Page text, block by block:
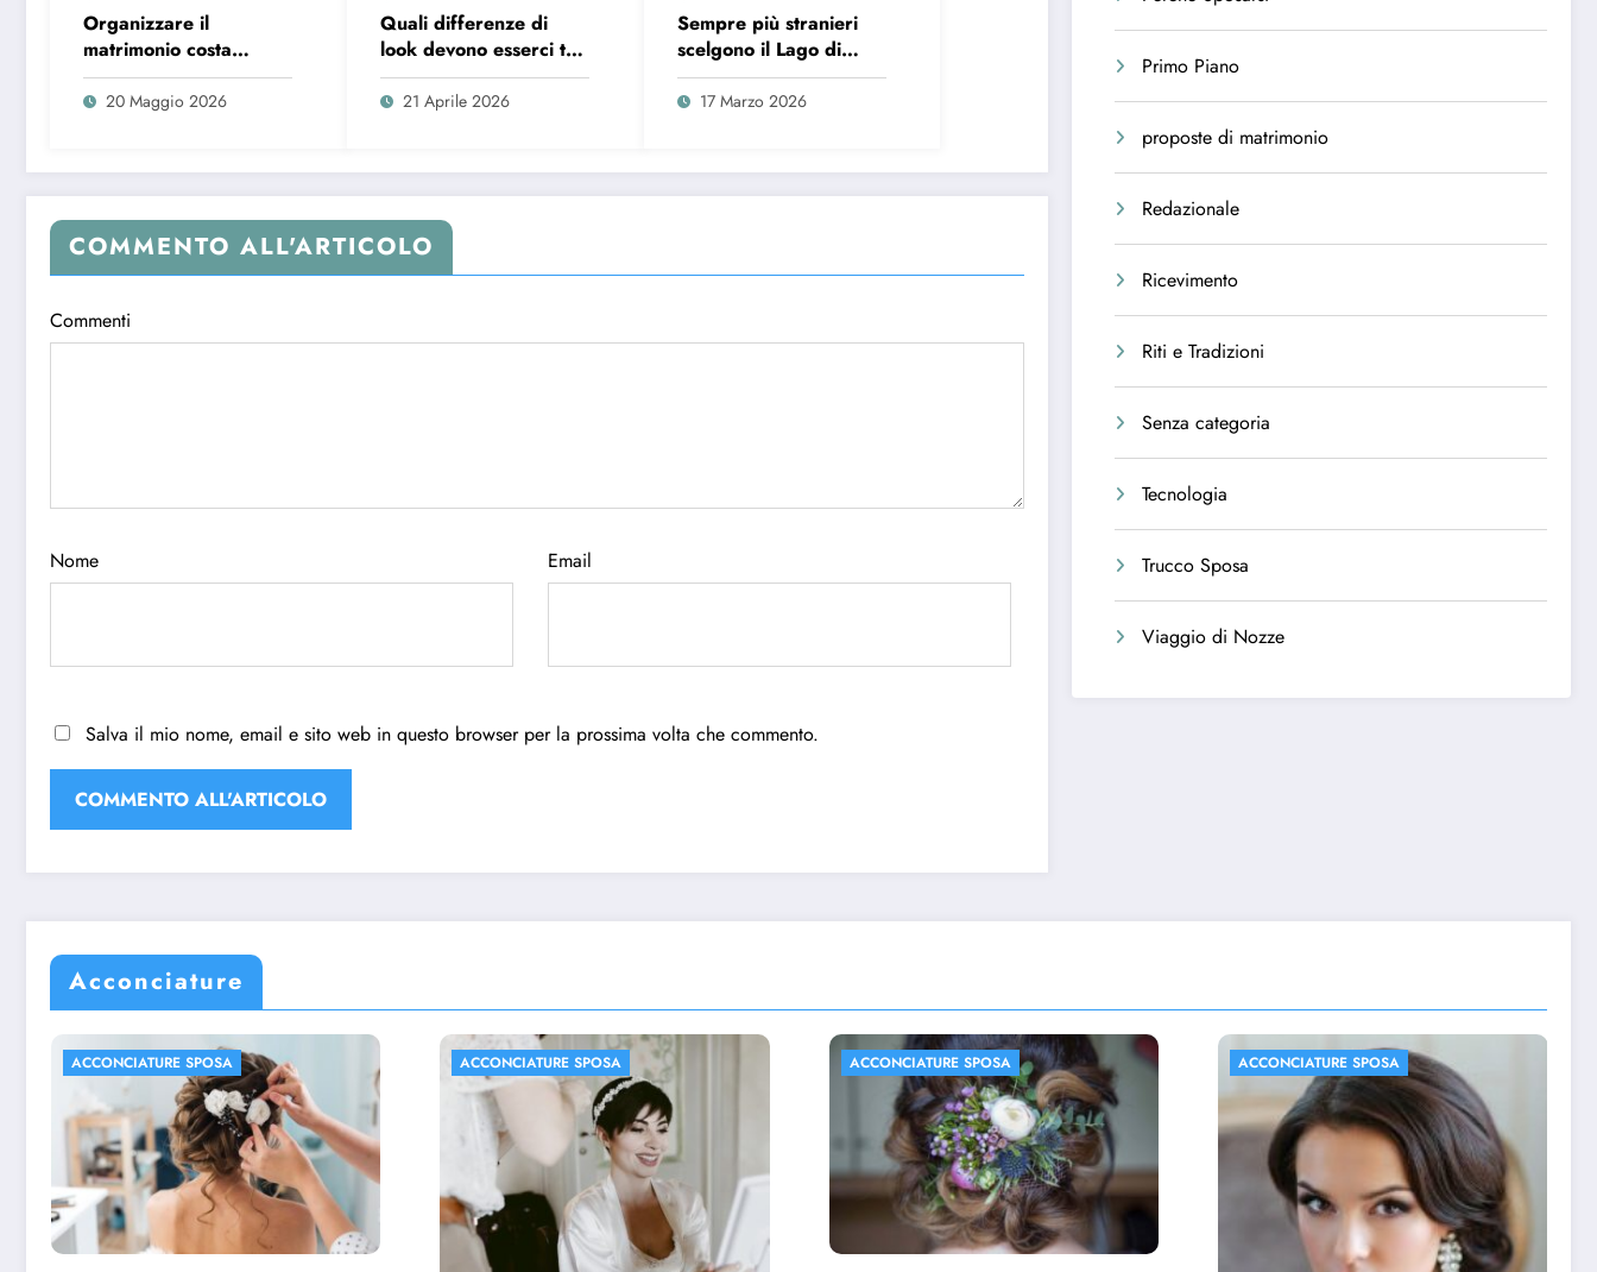
Organizzare il
matrimonio costa
sempre di più, ecco i
dati del 2026
20 Maggio 2026
Quali differenze di
look devono esserci tra
la madre della sposa e
la madre dello sposo?
21 Aprile 2026
Sempre più stranieri
scelgono il Lago di
Como per il loro
matrimonio
17 Marzo 2026
COMMENTO ALL'ARTICOLO
Commenti
Nome Email
Salva il mio nome, email e sito web in questo browser per la prossima volta che commento.
Primo Piano
proposte di matrimonio
Redazionale
Ricevimento
Riti e Tradizioni
Senza categoria
Tecnologia
Trucco Sposa
Viaggio di Nozze
Acconciature
ACCONCIATURE SPOSA ACCONCIATURE SPOSA ACCONCIATURE SPOSA
ACCONCIATURE SPOSA
FOTO MATRIMONIO